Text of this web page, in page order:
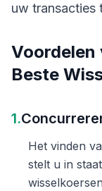
uw transacties
Voordelen
Beste
1.
Het vinden
stelt u in